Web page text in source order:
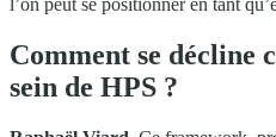
l’on peut se positionner en tant
Comment se décline
sein de HPS ?